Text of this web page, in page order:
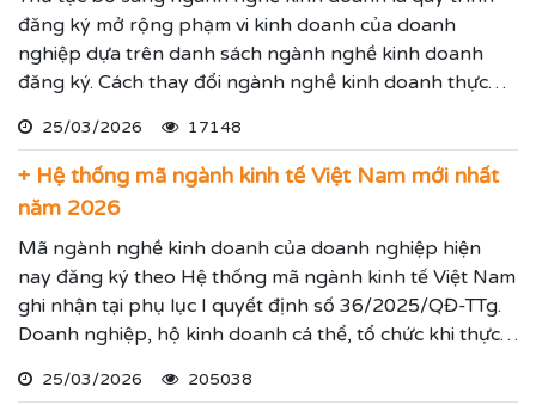
đăng ký mở rộng phạm vi kinh doanh của doanh
nghiệp dựa trên danh sách ngành nghề kinh doanh
đăng ký. Cách thay đổi ngành nghề kinh doanh thực
25/03/2026 17148
+ Hệ thống mã ngành kinh tế Việt Nam mới nhất
năm 2026
Mã ngành nghề kinh doanh của doanh nghiệp hiện
nay đăng ký theo Hệ thống mã ngành kinh tế Việt Nam
ghi nhận tại phụ lục I quyết định số 36/2025/QĐ-TTg.
Doanh nghiệp, hộ kinh doanh cá thể, tổ chức khi thực
ghi nhận lĩnh vực hoạt động, ngành nghề kinh doanh
25/03/2026 205038